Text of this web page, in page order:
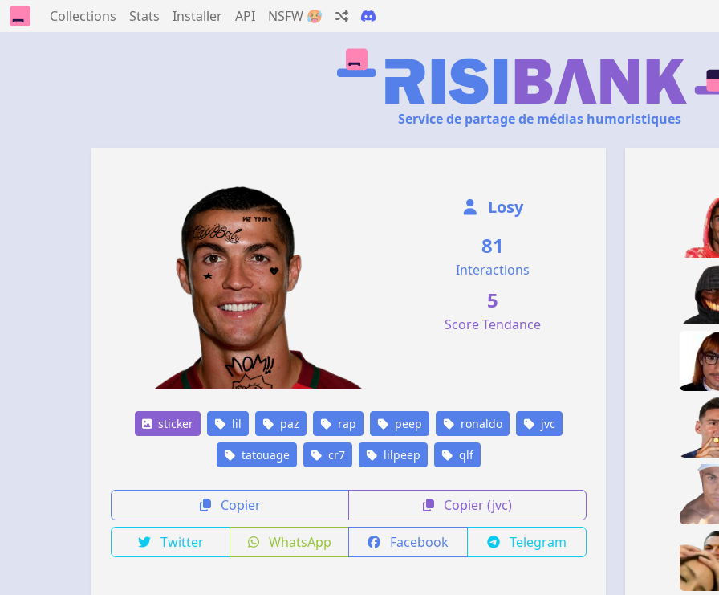
Collections Stats Installer API NSFW 🥵
Service de partage de médias humoristiques
Losy
81
Interactions
5
Score Tendance
sticker lil paz rap peep ronaldo jvc
tatouage cr7 lilpeep qlf
Copier Copier (jvc)
Twitter WhatsApp Facebook Telegram